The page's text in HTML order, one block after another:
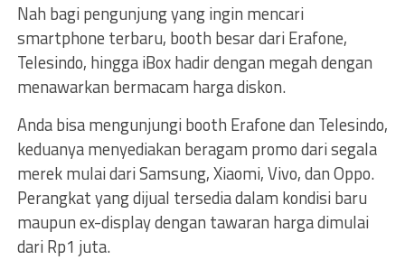
Nah bagi pengunjung yang ingin mencari
smartphone terbaru, booth besar dari Erafone,
Telesindo, hingga iBox hadir dengan megah dengan
menawarkan bermacam harga diskon.
Anda bisa mengunjungi booth Erafone dan Telesindo,
keduanya menyediakan beragam promo dari segala
merek mulai dari Samsung, Xiaomi, Vivo, dan Oppo.
Perangkat yang dijual tersedia dalam kondisi baru
maupun ex-display dengan tawaran harga dimulai
dari Rp1 juta.